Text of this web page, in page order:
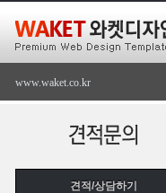
www.waket.co.kr
견적/상담하기